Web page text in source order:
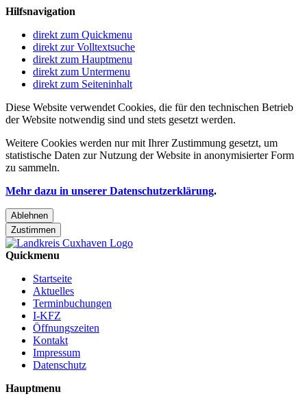
Hilfsnavigation
direkt zum Quickmenu
direkt zur Volltextsuche
direkt zum Hauptmenu
direkt zum Untermenu
direkt zum Seiteninhalt
Diese Website verwendet Cookies, die für den technischen Betrieb
der Website notwendig sind und stets gesetzt werden.
Weitere Cookies werden nur mit Ihrer Zustimmung gesetzt, um
statistische Daten zur Nutzung der Website in anonymisierter Form
zu sammeln.
Mehr dazu in unserer Datenschutzerklärung.
Ablehnen
Zustimmen
Quickmenu
Startseite
Aktuelles
Terminbuchungen
I-KFZ
Öffnungszeiten
Kontakt
Impressum
Datenschutz
Hauptmenu